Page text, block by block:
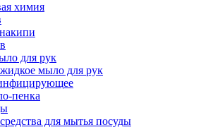
химия
для рук
мыло для рук
пенка
для мытья посуды